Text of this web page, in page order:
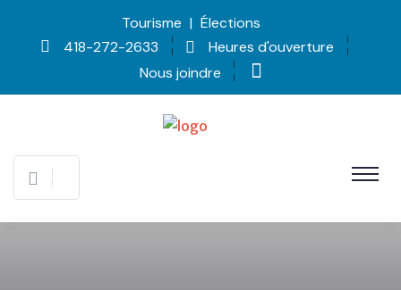
Tourisme | Élections
418-272-2633
Heures d'ouverture
Nous joindre